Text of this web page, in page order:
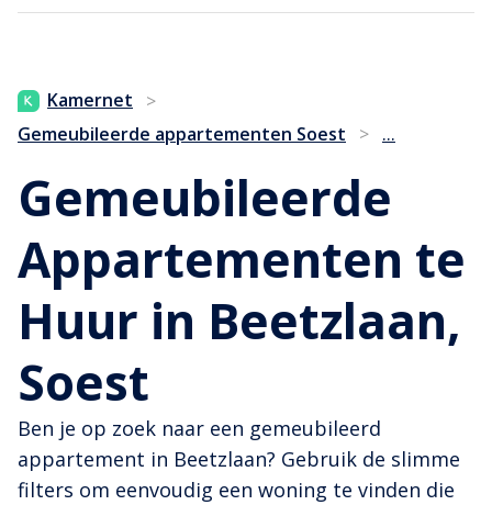
Kamernet
>
Gemeubileerde appartementen Soest
> ...
Gemeubileerde
Appartementen te
Huur in Beetzlaan,
Soest
Ben je op zoek naar een gemeubileerd
appartement in Beetzlaan? Gebruik de slimme
filters om eenvoudig een woning te vinden die